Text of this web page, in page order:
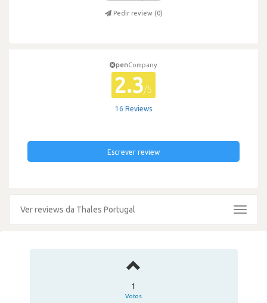
Pedir review (0)
penCompany
2.3/5
16 Reviews
Escrever review
Ver reviews da Thales Portugal
Toggle
1
Votos